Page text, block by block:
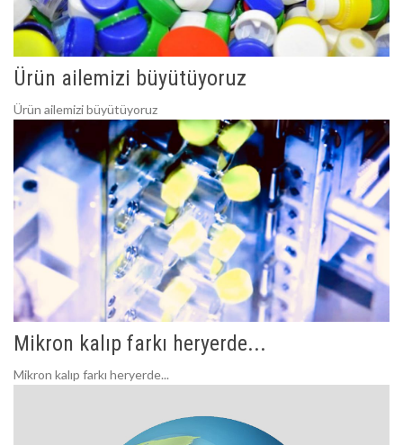
Ürün ailemizi büyütüyoruz
Ürün ailemizi büyütüyoruz
Mikron kalıp farkı heryerde...
Mikron kalıp farkı heryerde...